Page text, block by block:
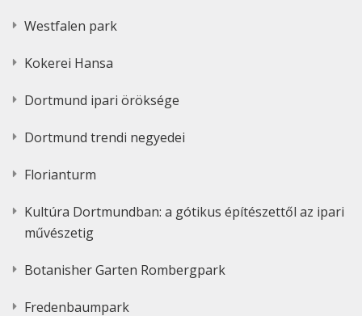
Westfalen park
Kokerei Hansa
Dortmund ipari öröksége
Dortmund trendi negyedei
Florianturm
Kultúra Dortmundban: a gótikus építészettől az ipari
művészetig
Botanisher Garten Rombergpark
Fredenbaumpark